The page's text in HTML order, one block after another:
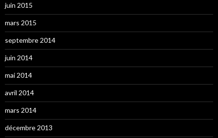
juin 2015
mars 2015
septembre 2014
juin 2014
mai 2014
avril 2014
mars 2014
décembre 2013